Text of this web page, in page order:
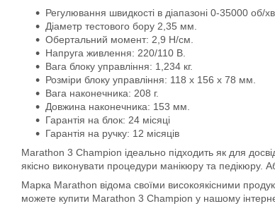
Регулювання швидкості в діапазоні 0-35000 об/хв.
Діаметр тестового бору 2,35 мм.
Обертальний момент: 2,9 Н/см.
Напруга живлення: 220/110 В.
Вага блоку управління: 1,234 кг.
Розміри блоку управління: 118 х 156 х 78 мм.
Вага наконечника: 208 г.
Довжина наконечника: 153 мм.
Гарантія на блок: 24 місяці
Гарантія на ручку: 12 місяців
Marathon 3 Champion ідеально підходить як для
якісно виконувати процедури манікюру та педікюру.
Марка Marathon відома своїми високоякісними
можете купити Marathon 3 Champion у нашому